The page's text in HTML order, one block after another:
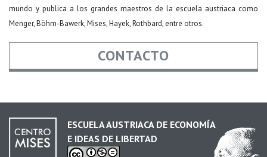
mundo y publica a los grandes maestros de la escuela austriaca como
Menger, Böhm-Bawerk, Mises, Hayek, Rothbard, entre otros.
CONTACTO
Email *
ESCUELA AUSTRIACA DE ECONOMÍA
E IDEAS DE LIBERTAD